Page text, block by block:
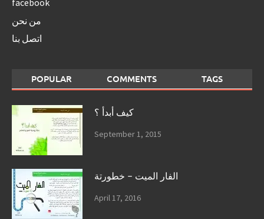
facebook
من نحن
اتصل بنا
POPULAR COMMENTS TAGS
كيف أبدأ ؟
September 1, 2015
الفار الميت – خطورتة
April 17, 2016